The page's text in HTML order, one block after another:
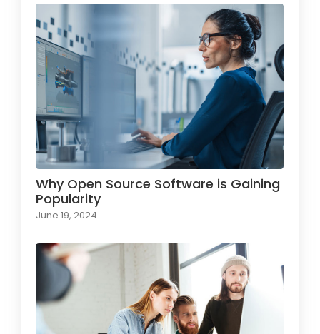
Why Open Source Software is Gaining
Popularity
June 19, 2024